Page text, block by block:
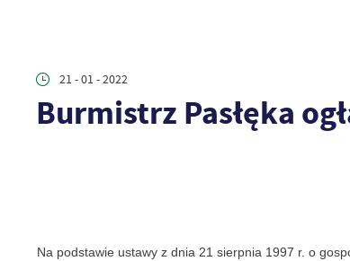
21 - 01 - 2022
Burmistrz Pasłęka
Na podstawie ustawy z dnia 21 sierpnia 1997 r. o